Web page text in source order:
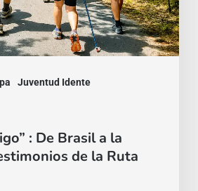
Juventud Idente
: De Brasil a la
de la Ruta